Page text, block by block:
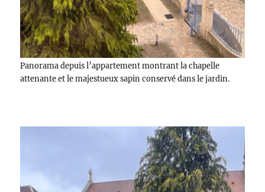
Panorama depuis l’appartement montrant la chapelle
attenante et le majestueux sapin conservé dans le jardin.